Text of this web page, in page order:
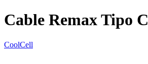
Cable Remax Tipo C
CoolCell